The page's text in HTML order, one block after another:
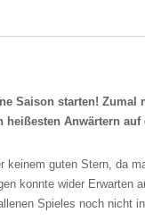
Saison starten!
Anwärtern
guten Stern, da
konnte wider Erwarten
Spieles noch nicht